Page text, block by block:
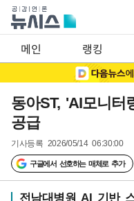
메인 랭킹
동아ST, 'AI모니터
공급
기사등록 2026/05/14 06:30:00
구글에서 선호하는 매체로 추가
전남대병원 AI 기반